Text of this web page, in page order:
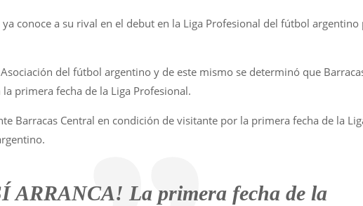
conoce a su rival en el debut en la Liga Profesional del fútbol argentino
del fútbol argentino y de este mismo se determinó que
primera fecha de la Liga Profesional.
Barracas Central en condición de visitante por la primera fecha de la
ARRANCA! La primera fecha de la